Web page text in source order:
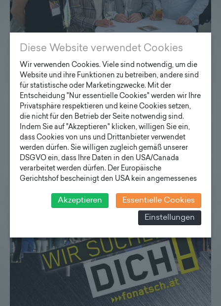
Lichttechnischer Kongress 2026
Unter dem Motto "Licht im Wandel - zwischen
Digitalisierung, Nachhaltigkeit und Innovation" fand
der Lichttechnische Kongress der LTG Österreich im
Haus der Digitalisierung in Tulln an der Donau statt.
Diese Website verwendet Cookies
Wir verwenden Cookies. Viele sind notwendig, um die
Website und ihre Funktionen zu betreiben, andere sind
für statistische oder Marketingzwecke. Mit der
Entscheidung "Nur essentielle Cookies" werden wir Ihre
Privatsphäre respektieren und keine Cookies setzen,
die nicht für den Betrieb der Seite notwendig sind.
Indem Sie auf "Akzeptieren" klicken, willigen Sie ein,
dass Cookies von uns und Drittanbieter verwendet
werden dürfen. Sie willigen zugleich gemäß unserer
DSGVO ein, dass Ihre Daten in den USA/Canada
verarbeitet werden dürfen. Der Europäische
Gerichtshof bescheinigt den USA kein angemessenes
Risiko, dass ihre Daten durch US-Behörden, zu
Kontroll- und zu Überwachungszwecken, verarbeitet
werden und dagegen keine wirksamen Rechtsbehelfe
Bildschirmrand ein Cookie-Icon wo Sie jederzeit Ihre
Einwilligung widerrufen und Widerspruch ausüben.
Weitere Infomationen finden Sie hier:
Datenschutzerklärung
Akzeptieren Essentielle Cookies
Einstellungen